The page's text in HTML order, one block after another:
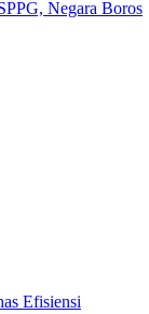
Negara Boros
Efisiensi